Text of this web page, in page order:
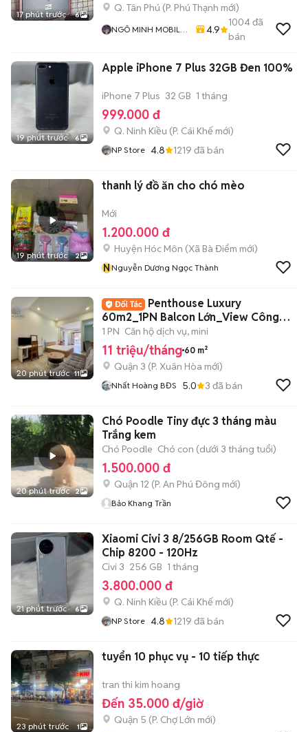
17 phút trước 6
Q. Tân Phú (P. Phú Thạnh mới)
NGÔ MINH MOBILE
4.9
1004đã
bán
19 phút trước 6
Apple iPhone 7 Plus 32GB Đen 100%
iPhone 7 Plus 32 GB 1 tháng
999.000 đ
Q. Ninh Kiều (P. Cái Khế mới)
NP Store 4.8 1219 đã bán
19 phút trước 2
thanh lý đồ ăn cho chó mèo
Mới
1.200.000 đ
Huyện Hóc Môn (Xã Bà Điểm mới)
NNguyễn Dương Ngọc Thành
20 phút trước 11
Penthouse Luxury
60m2_1PN Balcon Lớn_View Công
Viên Ngay Võ Thị Sáu
1 PN Căn hộ dịch vụ, mini
11 triệu/tháng 60 m²
Quận 3 (P. Xuân Hòa mới)
Nhất Hoàng BĐS 5.0 3 đã bán
20 phút trước 2
Chó Poodle Tiny đực 3 tháng màu
Trắng kem
Chó Poodle Chó con (dưới 3 tháng tuổi)
1.500.000 đ
Quận 12 (P. An Phú Đông mới)
Bảo Khang Trần
21 phút trước 6
Xiaomi Civi 3 8/256GB Room Qtế -
Chip 8200 - 120Hz
Civi 3 256 GB 1 tháng
3.800.000 đ
Q. Ninh Kiều (P. Cái Khế mới)
NP Store 4.8 1219 đã bán
23 phút trước 1
tuyển 10 phục vụ - 10 tiếp thực
tran thi kim hoang
Đến 35.000 đ/giờ
Quận 5 (P. Chợ Lớn mới)